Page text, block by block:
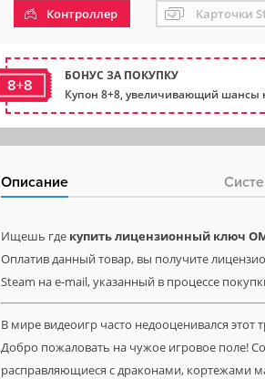
Контроллер Карточки
8+8
БОНУС ЗА ПОКУПКУ
Купон 8+8, увеличивающий шансы
Описание
Ищешь где купить лицензионный ключ
Оплатив данный товар, вы получите
Steam на e-mail, указанный в процессе
В мире видеоигр часто недооценивался
Добро пожаловать на чужое игровое поле!
расправляющиеся с драконами, кортежами